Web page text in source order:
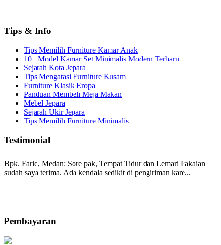
Tips & Info
Tips Memilih Furniture Kamar Anak
10+ Model Kamar Set Minimalis Modern Terbaru
Sejarah Kota Jepara
Tips Mengatasi Furniture Kusam
Furniture Klasik Eropa
Panduan Membeli Meja Makan
Mebel Jepara
Sejarah Ukir Jepara
Tips Memilih Furniture Minimalis
Testimonial
Bpk. Farid, Medan: Sore pak, Tempat Tidur dan Lemari Pakaian
sudah saya terima. Ada kendala sedikit di pengiriman kare...
bale2 dan kursi teras saya sudah saya terima dan p...
Pembayaran